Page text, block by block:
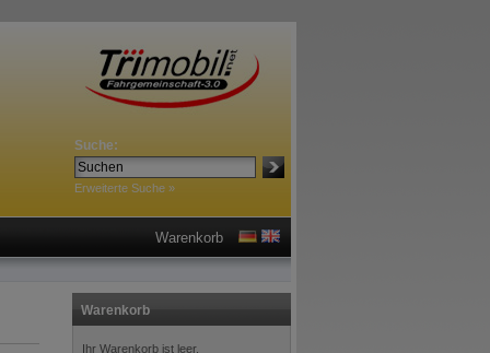
Suche:
Erweiterte Suche »
Warenkorb
Warenkorb
Ihr Warenkorb ist leer.